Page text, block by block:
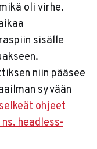
oli virhe.
sisälle
niin pääsee
syvään
ohjeet
headless-